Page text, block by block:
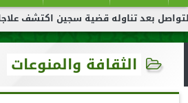
قضية سجين اكتشف علاجا مهما
الثقافة والمنوعات